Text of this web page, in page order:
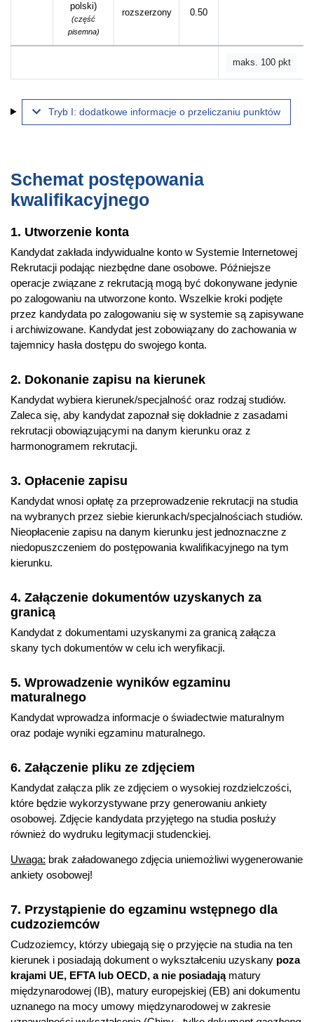
polski)
(część
pisemna)
rozszerzony 0.50
maks. 100 pkt
Tryb I: dodatkowe informacje o przeliczaniu punktów
Schemat postępowania
kwalifikacyjnego
1. Utworzenie konta
Kandydat zakłada indywidualne konto w Systemie Internetowej
Rekrutacji podając niezbędne dane osobowe. Późniejsze
operacje związane z rekrutacją mogą być dokonywane jedynie
po zalogowaniu na utworzone konto. Wszelkie kroki podjęte
przez kandydata po zalogowaniu się w systemie są zapisywane
i archiwizowane. Kandydat jest zobowiązany do zachowania w
tajemnicy hasła dostępu do swojego konta.
2. Dokonanie zapisu na kierunek
Kandydat wybiera kierunek/specjalność oraz rodzaj studiów.
Zaleca się, aby kandydat zapoznał się dokładnie z zasadami
rekrutacji obowiązującymi na danym kierunku oraz z
harmonogramem rekrutacji.
3. Opłacenie zapisu
Kandydat wnosi opłatę za przeprowadzenie rekrutacji na studia
na wybranych przez siebie kierunkach/specjalnościach studiów.
Nieopłacenie zapisu na danym kierunku jest jednoznaczne z
niedopuszczeniem do postępowania kwalifikacyjnego na tym
kierunku.
4. Załączenie dokumentów uzyskanych za
granicą
Kandydat z dokumentami uzyskanymi za granicą załącza
skany tych dokumentów w celu ich weryfikacji.
5. Wprowadzenie wyników egzaminu
maturalnego
Kandydat wprowadza informacje o świadectwie maturalnym
oraz podaje wyniki egzaminu maturalnego.
6. Załączenie pliku ze zdjęciem
Kandydat załącza plik ze zdjęciem o wysokiej rozdzielczości,
które będzie wykorzystywane przy generowaniu ankiety
osobowej. Zdjęcie kandydata przyjętego na studia posłuży
również do wydruku legitymacji studenckiej.
Uwaga: brak załadowanego zdjęcia uniemożliwi wygenerowanie
ankiety osobowej!
7. Przystąpienie do egzaminu wstępnego dla
cudzoziemców
Cudzoziemcy, którzy ubiegają się o przyjęcie na studia na ten
kierunek i posiadają dokument o wykształceniu uzyskany poza
krajami UE, EFTA lub OECD, a nie posiadająmatury
międzynarodowej (IB), matury europejskiej (EB) ani dokumentu
uznanego na mocy umowy międzynarodowej w zakresie